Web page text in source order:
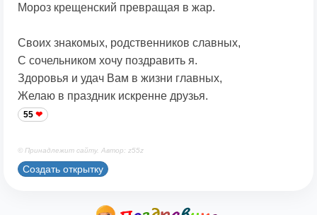
Мороз крещенский превращая в жар.
Своих знакомых, родственников славных,
С сочельником хочу поздравить я.
Здоровья и удач Вам в жизни главных,
Желаю в праздник искренне друзья.
55
© Принадлежит сайту. Автор: z55z
Создать открытку